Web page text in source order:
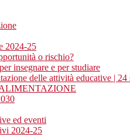
2024-25
o rischio?
insegnare e per studiare
delle attività educative | 24
ed eventi
2024-25